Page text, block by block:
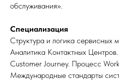
обслуживания».
Специализация
Структура и логика сервисных
Аналитика Контактных
Customer Journey. Процесс
Международные стандарты